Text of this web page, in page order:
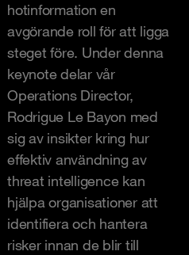
hotinformation en
avgörande roll för att ligga
steget före. Under denna
keynote delar vår
Operations Director,
Rodrigue Le Bayon med
sig av insikter kring hur
effektiv användning av
threat intelligence kan
hjälpa organisationer att
identifiera och hantera
risker innan de blir till